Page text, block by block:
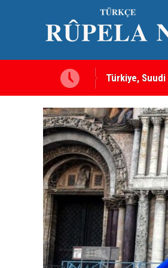
tüm üyelere yapılmış MEI Raporu: